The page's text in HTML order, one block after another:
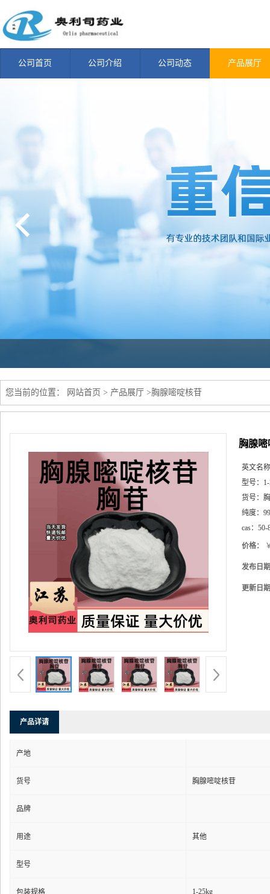
公司首页 公司介绍 公司动态 产品展厅
您当前的位置： 网站首页 > 产品展厅 >胸腺嘧啶核苷
胸腺
英文名
型号：
货号：
纯度： 99
cas： 50-
价格：
发布日
更新日
产品详请
产地
货号 胸腺嘧啶核苷
品牌
用途 其他
型号
包装规格 1-25kg